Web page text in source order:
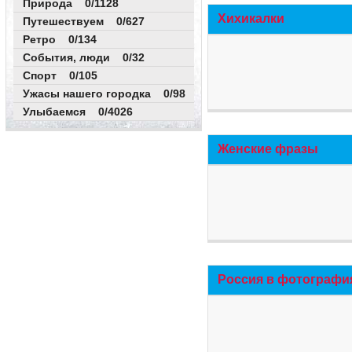
Природа 0/1128
Путешествуем 0/627
Ретро 0/134
События, люди 0/32
Спорт 0/105
Ужасы нашего городка 0/98
Улыбаемся 0/4026
Хихикалки
Женские фразы
Россия в